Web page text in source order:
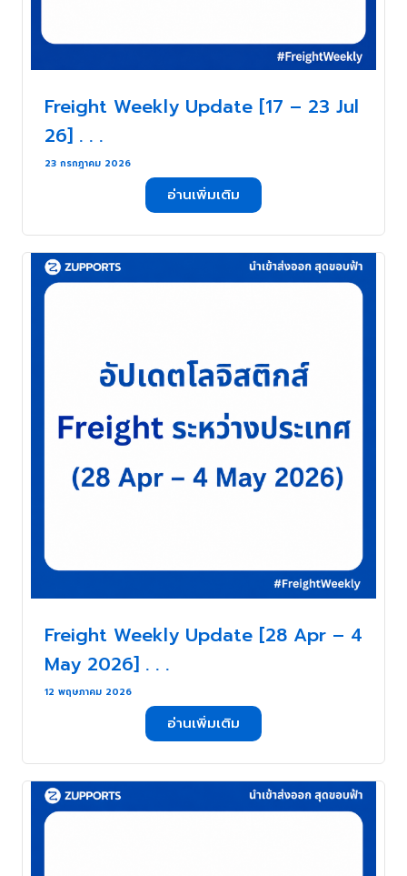
Freight Weekly Update [17 – 23 Jul
26] . . .
23 กรกฎาคม 2026
อ่านเพิ่มเติม
Freight Weekly Update [28 Apr – 4
May 2026] . . .
12 พฤษภาคม 2026
อ่านเพิ่มเติม